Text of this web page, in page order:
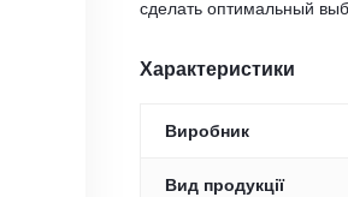
сделать оптимальный
Характеристики
Виробник
Вид продукції